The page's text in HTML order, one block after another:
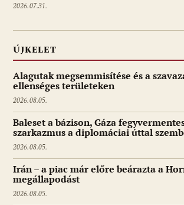
2026.07.31.
ÚJKELET
Alagutak megsemmisítése és a
ellenséges területeken
2026.08.05.
Baleset a bázison, Gáza
szarkazmus a diplomáciai úttal
2026.08.05.
Irán – a piac már előre beárazta a
megállapodást
2026.08.05.